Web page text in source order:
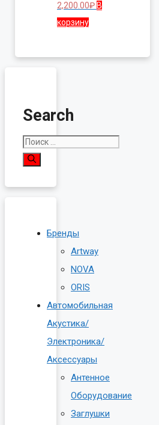
2,200.00₽ В
корзину
Search
Поиск:
Бренды
Artway
NOVA
ORIS
Автомобильная
Акустика/
Электроника/
Аксессуары
Антенное
Оборудование
Заглушки